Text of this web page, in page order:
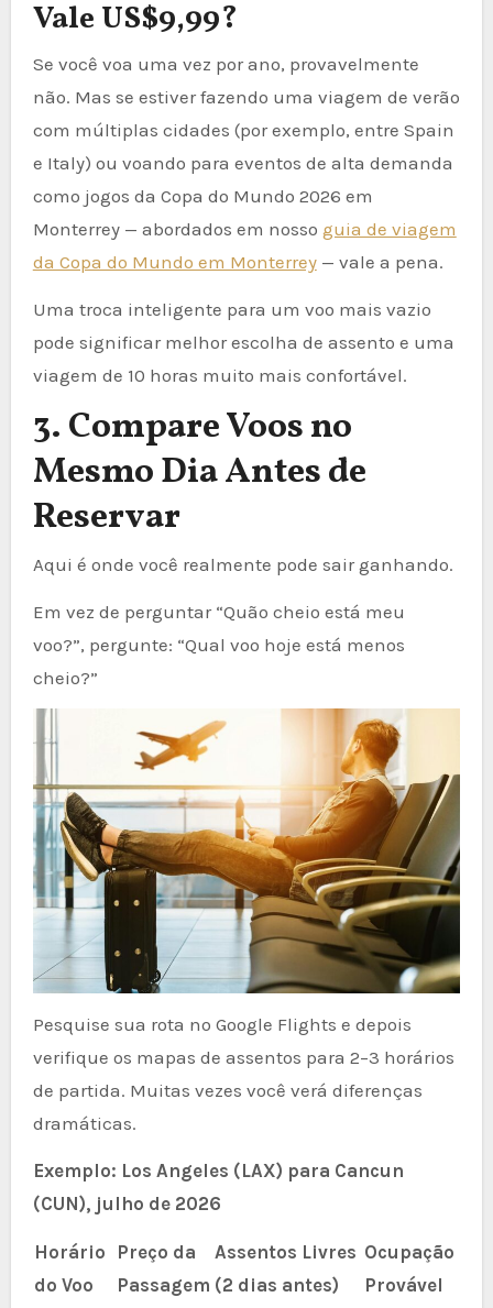
Vale US$9,99?
Se você voa uma vez por ano, provavelmente
não. Mas se estiver fazendo uma viagem de verão
com múltiplas cidades (por exemplo, entre Spain
e Italy) ou voando para eventos de alta demanda
como jogos da Copa do Mundo 2026 em
Monterrey — abordados em nosso guia de viagem
da Copa do Mundo em Monterrey— vale a pena.
Uma troca inteligente para um voo mais vazio
pode significar melhor escolha de assento e uma
viagem de 10 horas muito mais confortável.
3. Compare Voos no
Mesmo Dia Antes de
Reservar
Aqui é onde você realmente pode sair ganhando.
Em vez de perguntar “Quão cheio está meu
voo?”, pergunte: “Qual voo hoje está menos
cheio?”
Pesquise sua rota no Google Flights e depois
verifique os mapas de assentos para 2–3 horários
de partida. Muitas vezes você verá diferenças
dramáticas.
Exemplo: Los Angeles (LAX) para Cancun
(CUN), julho de 2026
Horário
do Voo
Preço da
Passagem
Assentos Livres
(2 dias antes)
Ocupação
Provável